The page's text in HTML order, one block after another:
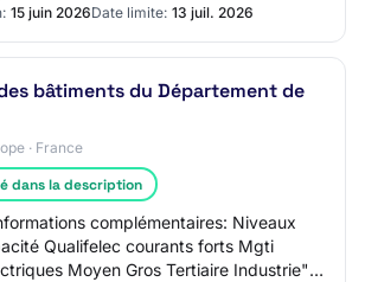
15 juin 2026Date limite: 13 juil. 2026
bâtiments du Département de
· France
dans la description
complémentaires: Niveaux
Qualifelec courants forts Mgti
Moyen Gros Tertiaire Industrie"